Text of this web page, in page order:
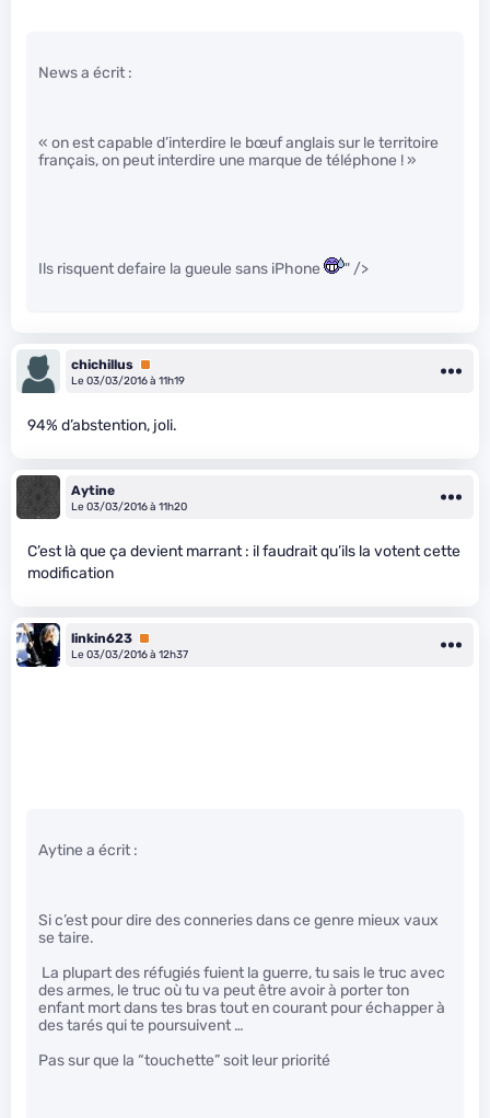
News a écrit :
« on est capable d’interdire le bœuf anglais sur le territoire
français, on peut interdire une marque de téléphone ! »
Ils risquent defaire la gueule sans iPhone " />
chichillus Premium
Le 03/03/2016 à 11h19
94% d’abstention, joli.
Aytine
Le 03/03/2016 à 11h20
C’est là que ça devient marrant : il faudrait qu’ils la votent cette
modification
linkin623 Premium
Le 03/03/2016 à 12h37
Aytine a écrit :
Si c’est pour dire des conneries dans ce genre mieux vaux
se taire.
La plupart des réfugiés fuient la guerre, tu sais le truc avec
des armes, le truc où tu va peut être avoir à porter ton
enfant mort dans tes bras tout en courant pour échapper à
des tarés qui te poursuivent …
Pas sur que la “touchette” soit leur priorité